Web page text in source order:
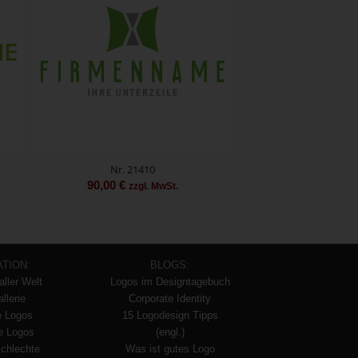
Nr. 21410
90,00€ zzgl. MwSt.
Welt
Logos
Logos
BLOGS:
Logos im Designtagebuch
Corporate Identity
15 Logodesign Tipps
(engl.)
Was ist gutes Logo